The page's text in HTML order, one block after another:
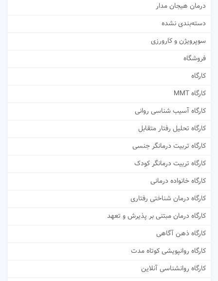
درمان هیجان مدار
دسته‌بندی نشده
سوپرویژن و کارورزی
فروشگاه
کارگاه
کارگاه MMT
کارگاه آسیب شناسی روانی
کارگاه تحلیل رفتار متقابل
کارگاه تربیت درمانگر جنسی
کارگاه تربیت درمانگر کودک
کارگاه خانواده درمانی
کارگاه درمان شناختی رفتاری
کارگاه درمان مبتنی بر پذیرش و تعهد
کارگاه ذهن آگاهی
کارگاه روانپویشی کوتاه مدت
کارگاه روانشناسی آنلاین